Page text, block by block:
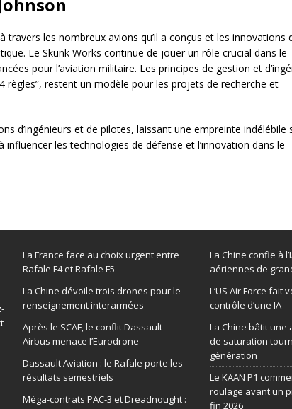
travers les nombreux avions qu’il a conçus et les innovations
Le Skunk Works continue de jouer un rôle crucial dans le
pour l’aviation militaire. Les principes de gestion et
règles”, restent un modèle pour les projets de recherche et
d’ingénieurs et de pilotes, laissant une empreinte indélébile
influencer les technologies de défense et l’innovation dans le
La France face au choix urgent entre
Rafale F4 et Rafale F5
La Chine dévoile trois drones pour le
renseignement interarmées
Après le SCAF, le conflit Dassault-
Airbus menace l’Eurodrone
Dassault Aviation : le Rafale porte les
résultats semestriels
Méga-contrats PAC-3 et Dreadnought :
La Chine confie à
aériennes de
L’US Air Force fait
contrôle d’une IA
La Chine bâtit une
de saturation
génération
Le KAAN P1
roulage avant un
fin 2026